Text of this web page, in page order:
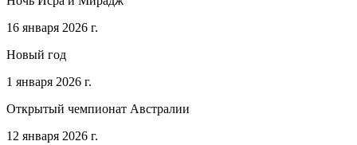
16 января 2026 г.
Новый год
1 января 2026 г.
Открытый чемпионат Австралии
12 января 2026 г.